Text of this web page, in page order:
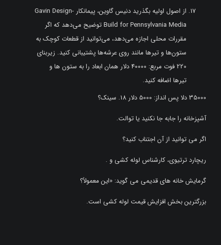
از اصول اولیه بگذرید دنیس گاوین، پیمانکار Gavin Design-
Build for Pennsylvania Media توضیح می‌دهد که اگر
مقررات محلی اجازه می‌دهد، می‌توانید از قطعات کوچک به
ستون‌ها و تیرها مانند روی عرشه‌ها پشتیبانی کنید. زیربنای
220 فوت مربع: 40000 دلار همان ابعاد را به ستون ها و
تیرها اضافه کنید.
35000 دلا پس انداز: 5000 دلار 18. سینک؟
آشپزخانه را جابه جا نکنید یا توالت.
اگر می توانید از آن اجتناب کنید؟
ریچارد ترتیوی، کارشناس لوله کشی و .
گرمایش خانه های قدیمی می گوید: «این معمولاً؟
بزرگترین بخش افزایش قیمت لوله کشی است.